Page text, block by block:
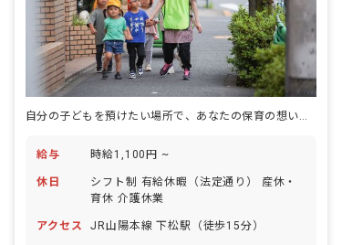
自分の子どもを預けたい場所で、あなたの保育の想いを咲かせませんか
給与 時給1,100円 ~
休日
シフト制 有給休暇（法定通り） 産休・
育休 介護休業
アクセス JR山陽本線 下松駅（徒歩15分）